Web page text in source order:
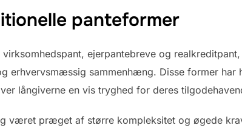
panteformer
ejerpantebreve og
erhvervsmæssig sammenhæng. Disse former
långiverne en vis tryghed for deres
været præget af større kompleksitet og øgede